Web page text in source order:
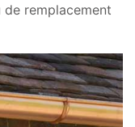
remplacement